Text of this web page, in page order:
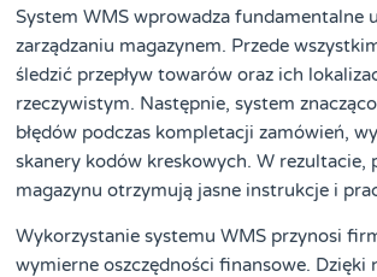
System WMS wprowadza fundamentalne
zarządzaniu magazynem. Przede
śledzić przepływ towarów oraz ich
rzeczywistym. Następnie, system
błędów podczas kompletacji zamówień,
skanery kodów kreskowych. W rezultacie,
magazynu otrzymują jasne instrukcje i
Wykorzystanie systemu WMS przynosi
wymierne oszczędności finansowe. Dzięki